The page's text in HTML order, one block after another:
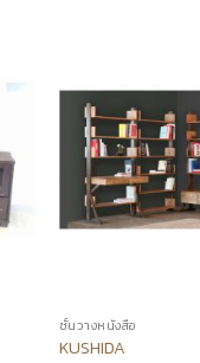
ชั้นวางหนังสือ
KUSHIDA